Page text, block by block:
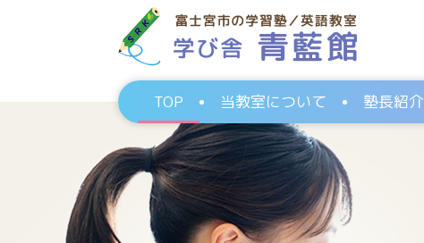
TOP 当教室について 塾長紹介